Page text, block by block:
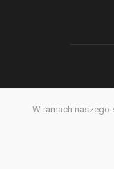
W ramach naszego